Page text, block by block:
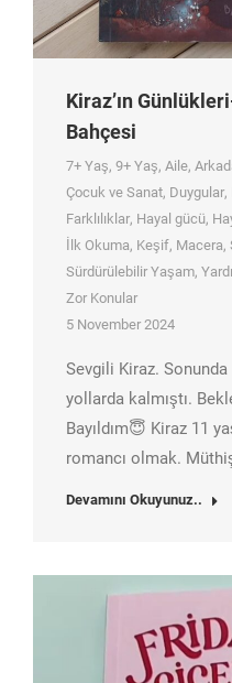
Kiraz’ın
Bahçesi
7+ Yaş, 9+ Yaş, Aile,
Çocuk ve Sanat, Duygular,
Farklılıklar, Hayal gücü,
İlk Okuma, Keşif, Macera,
Sürdürülebilir Yaşam,
Zor Konular
5 November 2024
Sevgili Kiraz.
yollarda kalmıştı.
Bayıldım😇 Kiraz 11
romancı olmak.
Devamını Okuyunuz..